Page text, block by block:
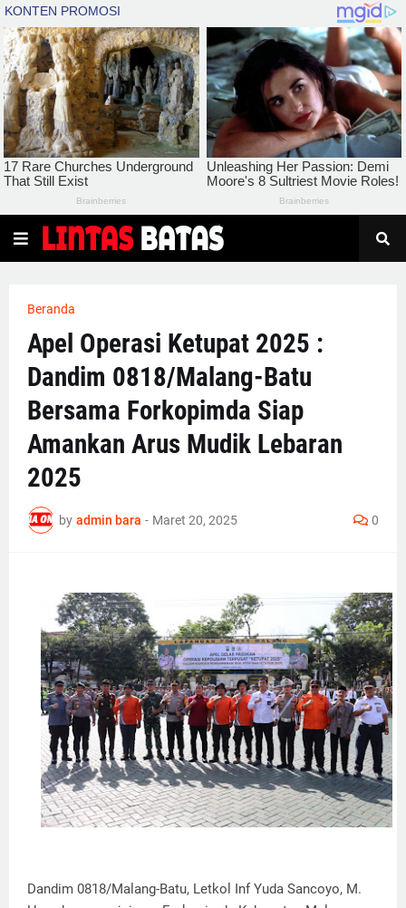
Beranda
Apel Operasi Ketupat 2025 :
Dandim 0818/Malang-Batu
Bersama Forkopimda Siap
Amankan Arus Mudik Lebaran
2025
by admin bara - Maret 20, 2025 0
Dandim 0818/Malang-Batu, Letkol Inf Yuda Sancoyo, M.